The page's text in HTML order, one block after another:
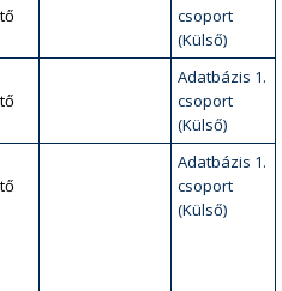
csoport
(Külső)
Adatbázis 1.
csoport
(Külső)
Adatbázis 1.
csoport
(Külső)